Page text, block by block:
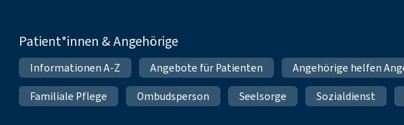
Patient*innen & Angehörige
Informationen A-Z Angebote für Patienten Angehörige helfen
Familiale Pflege
Ombudsperson Seelsorge Sozialdienst